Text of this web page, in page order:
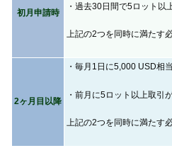
初月申請時
・過去30日間で5ロット以
上記の2つを同時に満たす
2ヶ月目以降
・毎月1日に5,000 USD相
・前月に5ロット以上取引
上記の2つを同時に満たす